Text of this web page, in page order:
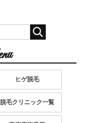
ヒゲ脱毛
脱毛クリニック一覧